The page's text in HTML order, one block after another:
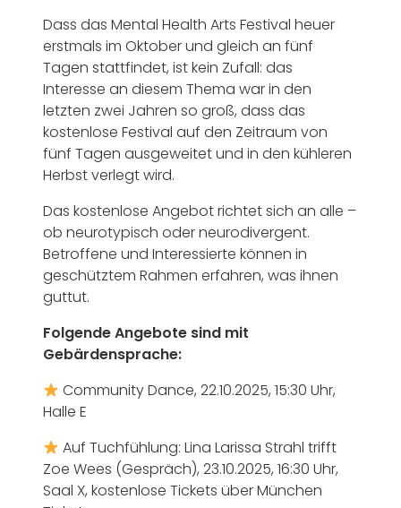
Dass das Mental Health Arts Festival heuer
erstmals im Oktober und gleich an fünf
Tagen stattfindet, ist kein Zufall: das
Interesse an diesem Thema war in den
letzten zwei Jahren so groß, dass das
kostenlose Festival auf den Zeitraum von
fünf Tagen ausgeweitet und in den kühleren
Herbst verlegt wird.
Das kostenlose Angebot richtet sich an alle –
ob neurotypisch oder neurodivergent.
Betroffene und Interessierte können in
geschütztem Rahmen erfahren, was ihnen
guttut.
Folgende Angebote sind mit
Gebärdensprache:
Community Dance, 22.10.2025, 15:30 Uhr,
Halle E
Auf Tuchfühlung: Lina Larissa Strahl trifft
Zoe Wees (Gespräch), 23.10.2025, 16:30 Uhr,
Saal X, kostenlose Tickets über München